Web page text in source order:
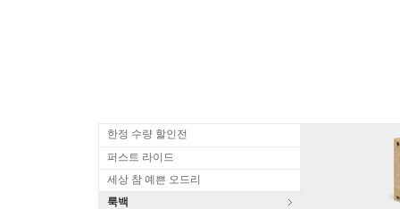
한정 수량 할인전
퍼스트 라이드
세상 참 예쁜 오드리
룩백